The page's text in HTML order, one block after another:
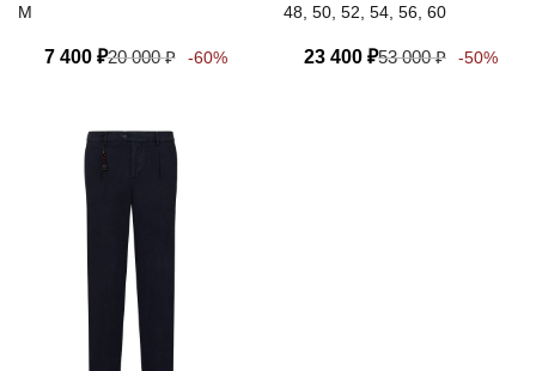
M
7 400 ₽20 000₽ -60%
48, 50, 52, 54, 56, 60
23 400 ₽53 000₽ -50%